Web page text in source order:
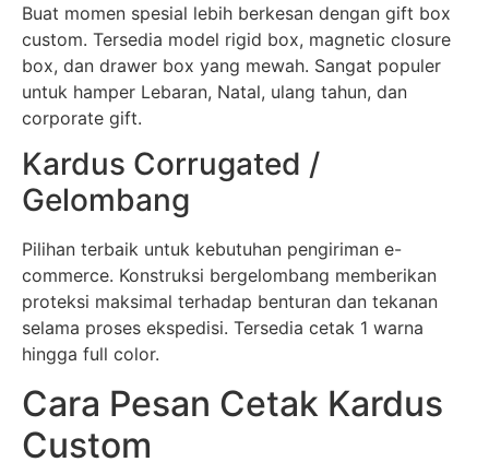
Buat momen spesial lebih berkesan dengan gift box
custom. Tersedia model rigid box, magnetic closure
box, dan drawer box yang mewah. Sangat populer
untuk hamper Lebaran, Natal, ulang tahun, dan
corporate gift.
Kardus Corrugated /
Gelombang
Pilihan terbaik untuk kebutuhan pengiriman e-
commerce. Konstruksi bergelombang memberikan
proteksi maksimal terhadap benturan dan tekanan
selama proses ekspedisi. Tersedia cetak 1 warna
hingga full color.
Cara Pesan Cetak Kardus
Custom